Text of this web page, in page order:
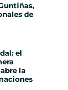
de
el
la